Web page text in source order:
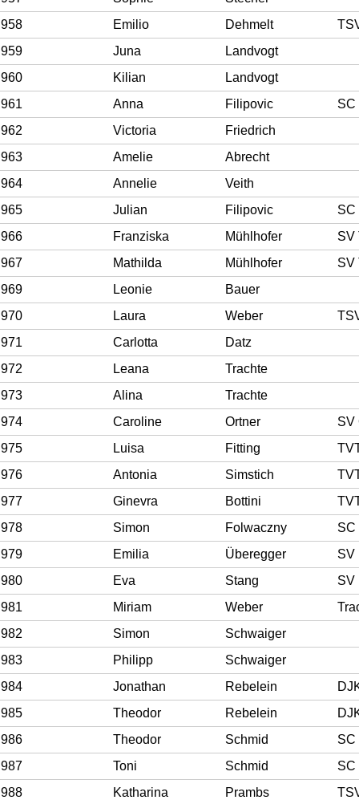
958
Emilio
Dehmelt
959
Juna
Landvogt
960
Kilian
Landvogt
961
Anna Filipovic
SC
962
Victoria
Friedrich
963
Amelie
Abrecht
964
Annelie
Veith
965
Julian Filipovic
SC
966
Franziska Mühlhofer
SV
967
Mathilda Mühlhofer
SV
969
Leonie
Bauer
970
Laura Weber
971
Carlotta
Datz
972
Leana
Trachte
973
Alina
Trachte
974
Caroline Ortner
SV
975
Luisa Fitting
976
Antonia Simstich
977
Ginevra Bottini
978
Simon Folwaczny
SC
979
Emilia Überegger
SV
980
Eva Stang
SV
981
Miriam
Weber
982
Simon
Schwaiger
983
Philipp
Schwaiger
984
Jonathan
Rebelein
985
Theodor
Rebelein
986
Theodor Schmid
SC
987
Toni Schmid
SC
988
Katharina Prambs